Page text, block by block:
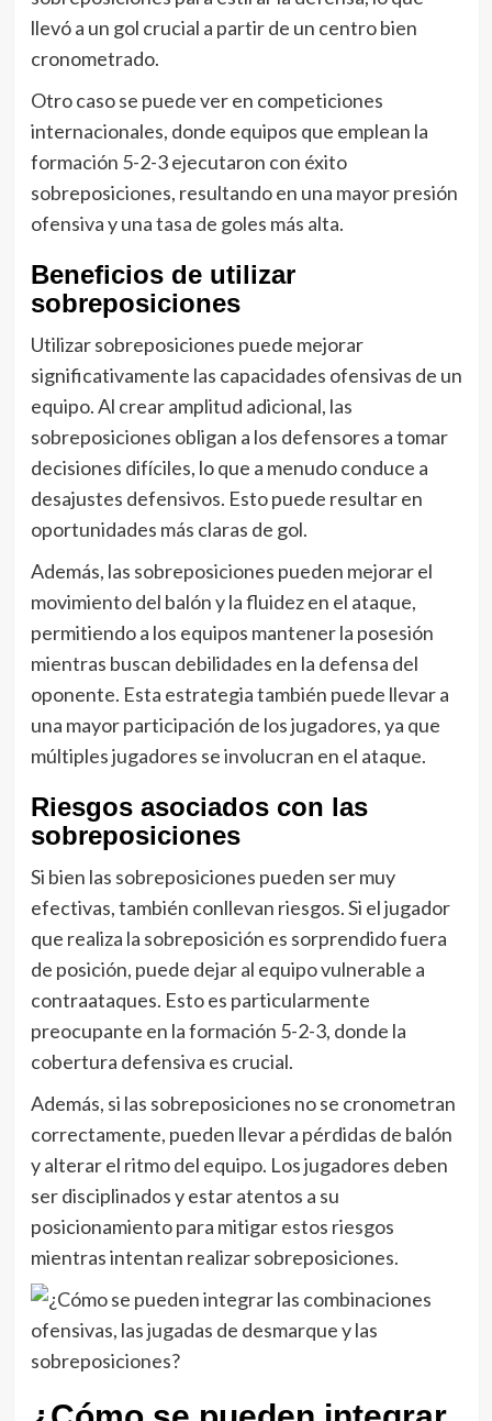
llevó a un gol crucial a partir de un centro bien
cronometrado.
Otro caso se puede ver en competiciones
internacionales, donde equipos que emplean la
formación 5-2-3 ejecutaron con éxito
sobreposiciones, resultando en una mayor presión
ofensiva y una tasa de goles más alta.
Beneficios de utilizar
sobreposiciones
Utilizar sobreposiciones puede mejorar
significativamente las capacidades ofensivas de un
equipo. Al crear amplitud adicional, las
sobreposiciones obligan a los defensores a tomar
decisiones difíciles, lo que a menudo conduce a
desajustes defensivos. Esto puede resultar en
oportunidades más claras de gol.
Además, las sobreposiciones pueden mejorar el
movimiento del balón y la fluidez en el ataque,
permitiendo a los equipos mantener la posesión
mientras buscan debilidades en la defensa del
oponente. Esta estrategia también puede llevar a
una mayor participación de los jugadores, ya que
múltiples jugadores se involucran en el ataque.
Riesgos asociados con las
sobreposiciones
Si bien las sobreposiciones pueden ser muy
efectivas, también conllevan riesgos. Si el jugador
que realiza la sobreposición es sorprendido fuera
de posición, puede dejar al equipo vulnerable a
contraataques. Esto es particularmente
preocupante en la formación 5-2-3, donde la
cobertura defensiva es crucial.
Además, si las sobreposiciones no se cronometran
correctamente, pueden llevar a pérdidas de balón
y alterar el ritmo del equipo. Los jugadores deben
ser disciplinados y estar atentos a su
posicionamiento para mitigar estos riesgos
mientras intentan realizar sobreposiciones.